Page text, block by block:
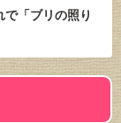
で「ブリの照り